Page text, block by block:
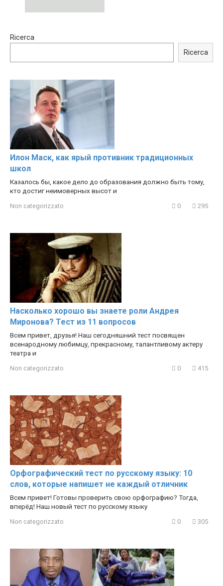
Trying BOLLYWOOD
Shocking illusion - Pretty
Ricerca
Ricerca
Илон Маск, как ярый противник традиционных
школ
Казалось бы, какое дело до образования должно быть тому,
кто достиг неимоверных высот и
Non categorizzato 0 295
Насколько хорошо вы знаете роли Андрея
Миронова? Тест из 11 вопросов
Всем привет, друзья! Наш сегодняшний тест посвящен
всенародному любимцу, прекрасному, талантливому актеру
театра и
Non categorizzato 0 415
Орфографический тест по русскому языку: 10
слов, которые напишет не каждый отличник
Всем привет! Готовы проверить свою орфографию? Тогда,
вперёд! Наш новый тест по русскому языку
Non categorizzato 0 305